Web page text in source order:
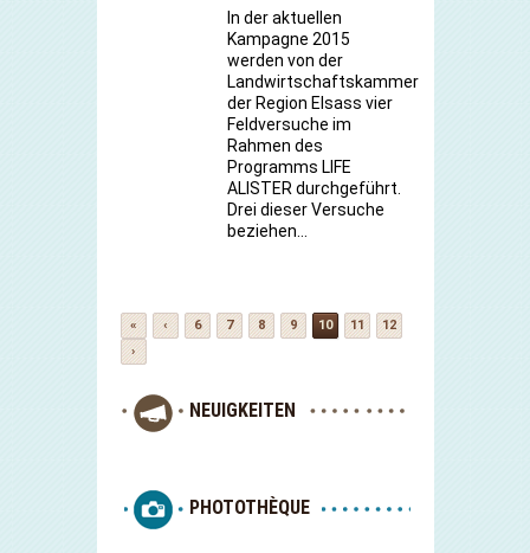
In der aktuellen
Kampagne 2015
werden von der
Landwirtschaftskammer
der Region Elsass vier
Feldversuche im
Rahmen des
Programms LIFE
ALISTER durchgeführt.
Drei dieser Versuche
beziehen…
« ‹ 6 7 8 9 10 11
12
›
NEUIGKEITEN
PHOTOTHÈQUE